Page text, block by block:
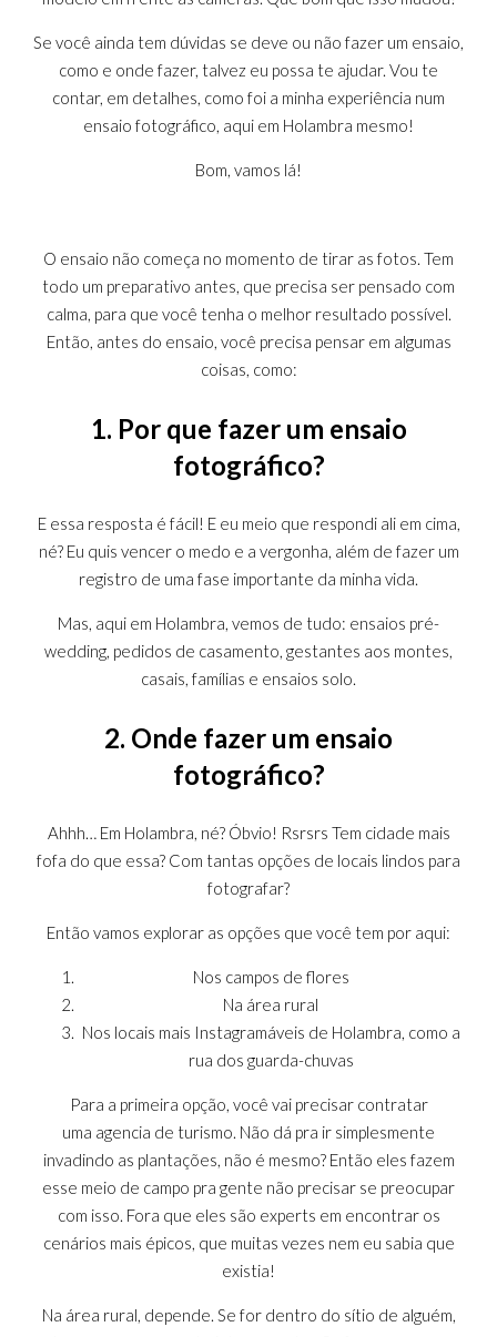
Se você ainda tem dúvidas se deve ou não fazer um ensaio,
como e onde fazer, talvez eu possa te ajudar. Vou te
contar, em detalhes, como foi a minha experiência num
ensaio fotográfico, aqui em Holambra mesmo!
Bom, vamos lá!
O ensaio não começa no momento de tirar as fotos. Tem
todo um preparativo antes, que precisa ser pensado com
calma, para que você tenha o melhor resultado possível.
Então, antes do ensaio, você precisa pensar em algumas
coisas, como:
1. Por que fazer um ensaio
fotográfico?
E essa resposta é fácil! E eu meio que respondi ali em cima,
né? Eu quis vencer o medo e a vergonha, além de fazer um
registro de uma fase importante da minha vida.
Mas, aqui em Holambra, vemos de tudo: ensaios pré-
wedding, pedidos de casamento, gestantes aos montes,
casais, famílias e ensaios solo.
2. Onde fazer um ensaio
fotográfico?
Ahhh… Em Holambra, né? Óbvio! Rsrsrs Tem cidade mais
fofa do que essa? Com tantas opções de locais lindos para
fotografar?
Então vamos explorar as opções que você tem por aqui:
Nos campos de flores
Na área rural
Nos locais mais Instagramáveis de Holambra, como a
rua dos guarda-chuvas
Para a primeira opção, você vai precisar contratar
uma agencia de turismo. Não dá pra ir simplesmente
invadindo as plantações, não é mesmo? Então eles fazem
esse meio de campo pra gente não precisar se preocupar
com isso. Fora que eles são experts em encontrar os
cenários mais épicos, que muitas vezes nem eu sabia que
existia!
Na área rural, depende. Se for dentro do sítio de alguém,